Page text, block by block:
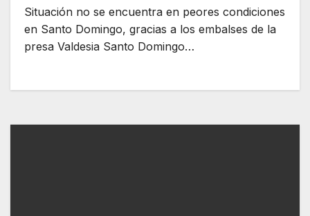
50% producción del líquido como
Isa-Mana y Duey
Situación no se encuentra en peores condiciones
en Santo Domingo, gracias a los embalses de la
presa Valdesia Santo Domingo…